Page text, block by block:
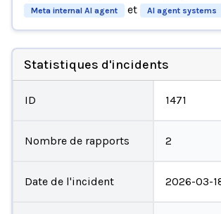
Meta internal AI agent et AI agent systems
Statistiques d'incidents
ID 1471
Nombre de rapports 2
Date de l'incident 2026-03-